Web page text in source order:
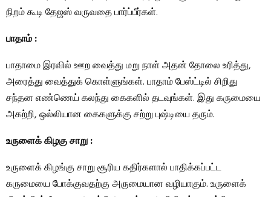
நிறம் கூடி தேஜஸ் வருவதை பார்ப்பீர்கள்.
பாதாம் :
பாதாமை இரவில் ஊற வைத்து மறு நாள் அதன் தோலை உரித்து,
அரைத்து வைத்துக் கொள்ளுங்கள். பாதாம் பேஸ்ட்டில் சிறிது
சந்தன எண்ணெய் கலந்து கைகளில் தடவுங்கள். இது கருமையை
அகற்றி, ஒல்லியான கைகளுக்கு சற்று புஷ்டியை தரும்.
உருளைக் கிழகு சாறு :
உருளைக் கிழங்கு சாறு சூரிய கதிர்களால் பாதிக்கப்பட்ட
கருமையை போக்குவதற்கு அருமையான வழியாகும். உருளைக்